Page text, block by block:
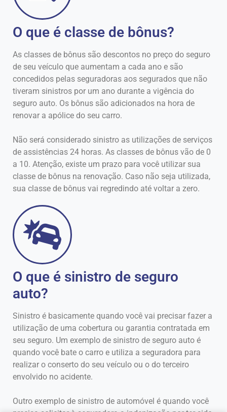
O que é classe de bônus?
As classes de bônus são descontos no preço do seguro
de seu veículo que aumentam a cada ano e são
concedidos pelas seguradoras aos segurados que não
tiveram sinistros por um ano durante a vigência do
seguro auto. Os bônus são adicionados na hora de
renovar a apólice do seu carro.
Não será considerado sinistro as utilizações de serviços
de assistências 24 horas. As classes de bônus vão de 0
a 10. Atenção, existe um prazo para você utilizar sua
classe de bônus na renovação. Caso não seja utilizada,
sua classe de bônus vai regredindo até voltar a zero.
O que é sinistro de seguro
auto?
Sinistro é basicamente quando você vai precisar fazer a
utilização de uma cobertura ou garantia contratada em
seu seguro. Um exemplo de sinistro de seguro auto é
quando você bate o carro e utiliza a seguradora para
realizar o conserto do seu veículo ou o do terceiro
envolvido no acidente.
Outro exemplo de sinistro de automóvel é quando você